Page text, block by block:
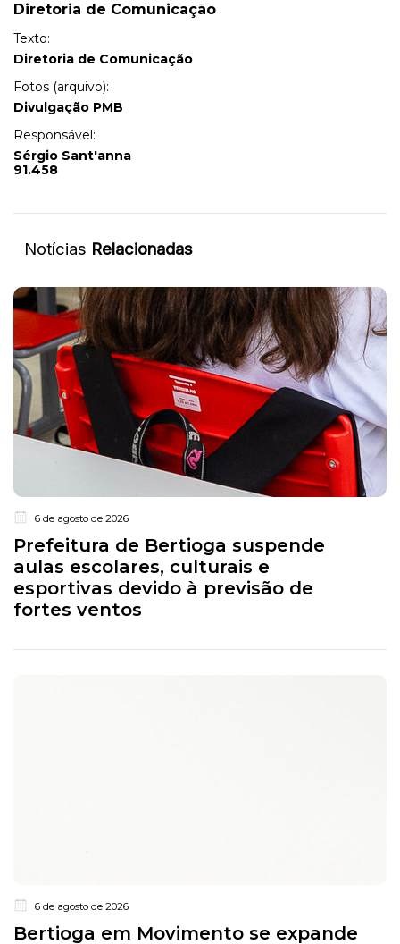
Diretoria de Comunicação
Texto:
Diretoria de Comunicação
Fotos (arquivo):
Divulgação PMB
Responsável:
Sérgio Sant'anna
91.458
Notícias Relacionadas
6 de agosto de 2026
Prefeitura de Bertioga suspende
aulas escolares, culturais e
esportivas devido à previsão de
fortes ventos
6 de agosto de 2026
Bertioga em Movimento se expande